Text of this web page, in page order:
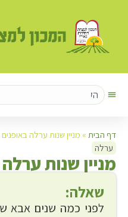
דף הבית » מניין שנות ערלה באופנים
ערלה
מניין שנות
שאלה:
לפני כמה שנים אבא